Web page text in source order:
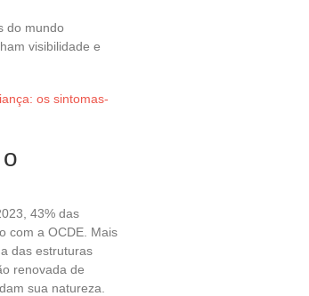
do mundo
visibilidade e
os sintomas-
43% das
com a OCDE. Mais
das estruturas
renovada de
sua natureza.